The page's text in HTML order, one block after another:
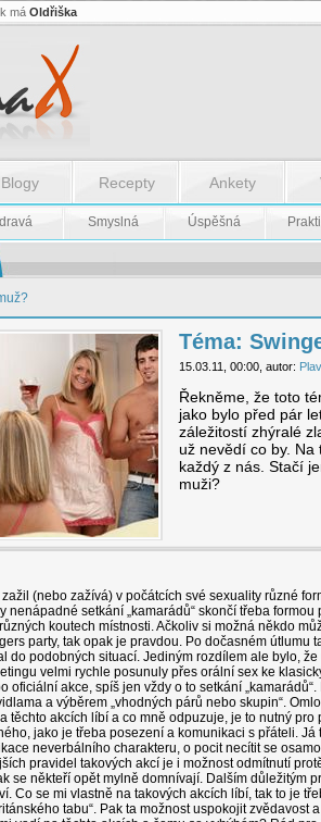
má Oldřiška
Blogy Recepty Ankety
Smyslná Úspěšná
Téma:
15.03.11, 00:00, autor:
Řekněme, že toto
jako bylo před pár
záležitostí zhýralé
už nevědí co by. Na
každý z nás. Stačí
muži?
(nebo zažívá) v počátcích své sexuality různé
nenápadné setkání „kamarádů“ skončí třeba
koutech místnosti. Ačkoliv si možná někdo
party, tak opak je pravdou. Po dočasném útlumu
do podobných situací. Jediným rozdílem ale bylo,
velmi rychle posunuly přes orální sex ke
oficiální akce, spíš jen vždy o to setkání
a výběrem „vhodných párů nebo skupin“.
těchto akcích líbí a co mně odpuzuje, je to nutný
jako je třeba posezení a komunikaci s přáteli. Já
neverbálního charakteru, o pocit necítit se
pravidel takových akcí je i možnost odmítnutí
se někteří opět mylně domnívají. Dalším důležitým
Co se mi vlastně na takových akcích líbí, tak to je
tabu“. Pak ta možnost uspokojit zvědavost